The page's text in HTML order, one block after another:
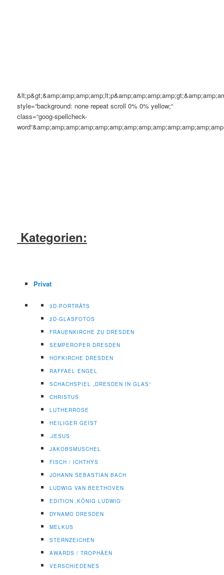
style=“background: none repeat scroll 0% 0% yellow;“
class=“goog-spellcheck-
Kategorien:
Privat
3D-PORTRÄTS
2D-GLASFOTOS
FRAUENKIRCHE ZU DRESDEN
SEMPEROPER DRESDEN
HOFKIRCHE DRESDEN
RAFFAEL ENGEL
SCHACHSPIEL „DRESDEN IN GLAS“
CHRISTUS
LUTHERROSE
HEILIGER GEIST
‚JESUS‘
JAKOBSMUSCHEL
FISCH / ICHTHYS
JOHANN SEBASTIAN BACH
LUDWIG VAN BEETHOVEN
EDITION ‚KÖNIG LUDWIG‘
DYNAMO DRESDEN
MELKUS
STERNZEICHEN
AWARDS / TROPHÄEN
VERSCHIEDENES